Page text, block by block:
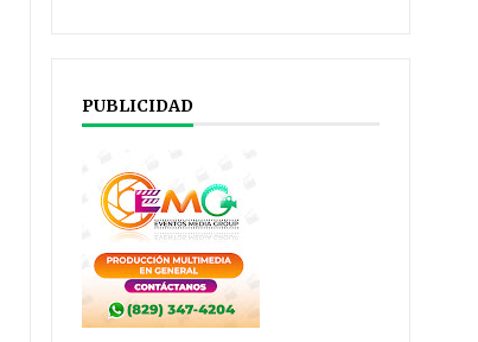
PUBLICIDAD